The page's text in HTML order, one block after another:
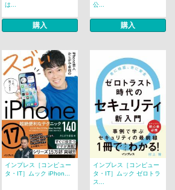
は...
購入
公...
購入
インプレス［コンピュー
タ・IT］ムック iPhon...
インプレス［コンピュー
タ・IT］ムック ゼロトラ
ス...